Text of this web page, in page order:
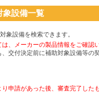
象設備一覧
象設備を検索できます。
、メーカーの製品情報をご確認
交付決定前に補助対象設備等の
申請があった後、審査完了した